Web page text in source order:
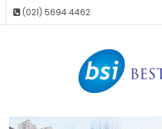
(021) 5694 4462